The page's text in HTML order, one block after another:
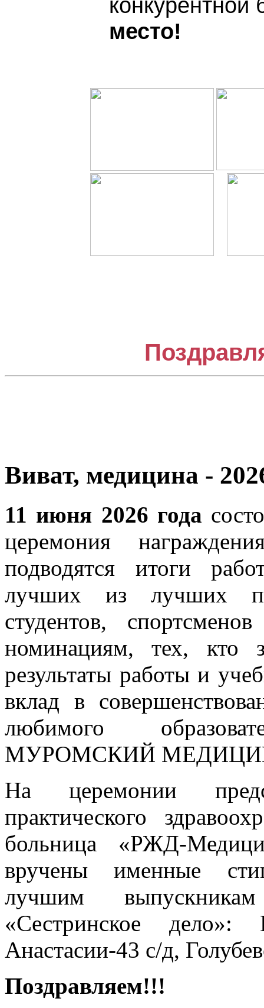
место!
Виват, медицина -
11 июня 2026 года
церемония
подводятся итоги
лучших из лучших
студентов,
номинациям, тех, кто
результаты работы и
вклад в
любимого
МУРОМСКИЙ
На церемонии
практического
больница «РЖД-
вручены именные
лучшим
«Сестринское
Анастасии-43 с/д,
Поздравляем!!!